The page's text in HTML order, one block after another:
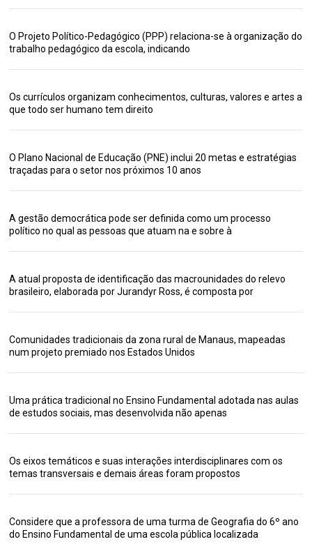
O Projeto Político-Pedagógico (PPP) relaciona-se à organização do
trabalho pedagógico da escola, indicando
Os currículos organizam conhecimentos, culturas, valores e artes a
que todo ser humano tem direito
O Plano Nacional de Educação (PNE) inclui 20 metas e estratégias
traçadas para o setor nos próximos 10 anos
A gestão democrática pode ser definida como um processo
político no qual as pessoas que atuam na e sobre à
A atual proposta de identificação das macrounidades do relevo
brasileiro, elaborada por Jurandyr Ross, é composta por
Comunidades tradicionais da zona rural de Manaus, mapeadas
num projeto premiado nos Estados Unidos
Uma prática tradicional no Ensino Fundamental adotada nas aulas
de estudos sociais, mas desenvolvida não apenas
Os eixos temáticos e suas interações interdisciplinares com os
temas transversais e demais áreas foram propostos
Considere que a professora de uma turma de Geografia do 6º ano
do Ensino Fundamental de uma escola pública localizada